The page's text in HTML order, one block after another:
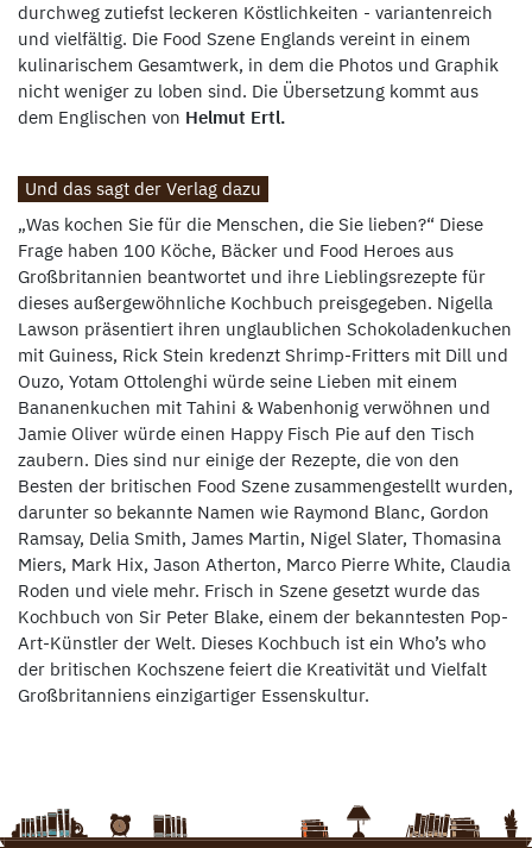
durchweg zutiefst leckeren Köstlichkeiten - variantenreich
und vielfältig. Die Food Szene Englands vereint in einem
kulinarischem Gesamtwerk, in dem die Photos und Graphik
nicht weniger zu loben sind. Die Übersetzung kommt aus
dem Englischen von Helmut Ertl.
Und das sagt der Verlag dazu
„Was kochen Sie für die Menschen, die Sie lieben?“ Diese
Frage haben 100 Köche, Bäcker und Food Heroes aus
Großbritannien beantwortet und ihre Lieblingsrezepte für
dieses außergewöhnliche Kochbuch preisgegeben. Nigella
Lawson präsentiert ihren unglaublichen Schokoladenkuchen
mit Guiness, Rick Stein kredenzt Shrimp-Fritters mit Dill und
Ouzo, Yotam Ottolenghi würde seine Lieben mit einem
Bananenkuchen mit Tahini & Wabenhonig verwöhnen und
Jamie Oliver würde einen Happy Fisch Pie auf den Tisch
zaubern. Dies sind nur einige der Rezepte, die von den
Besten der britischen Food Szene zusammengestellt wurden,
darunter so bekannte Namen wie Raymond Blanc, Gordon
Ramsay, Delia Smith, James Martin, Nigel Slater, Thomasina
Miers, Mark Hix, Jason Atherton, Marco Pierre White, Claudia
Roden und viele mehr. Frisch in Szene gesetzt wurde das
Kochbuch von Sir Peter Blake, einem der bekanntesten Pop-
Art-Künstler der Welt. Dieses Kochbuch ist ein Who’s who
der britischen Kochszene feiert die Kreativität und Vielfalt
Großbritanniens einzigartiger Essenskultur.